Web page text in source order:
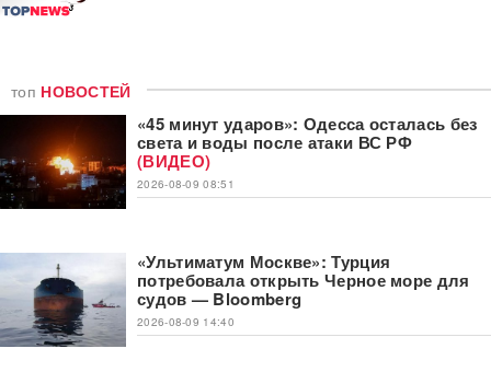
топ НОВОСТЕЙ
«45 минут ударов»: Одесса осталась без
света и воды после атаки ВС РФ
(ВИДЕО)
2026-08-09 08:51
«Ультиматум Москве»: Турция
потребовала открыть Черное море для
судов — Bloomberg
2026-08-09 14:40